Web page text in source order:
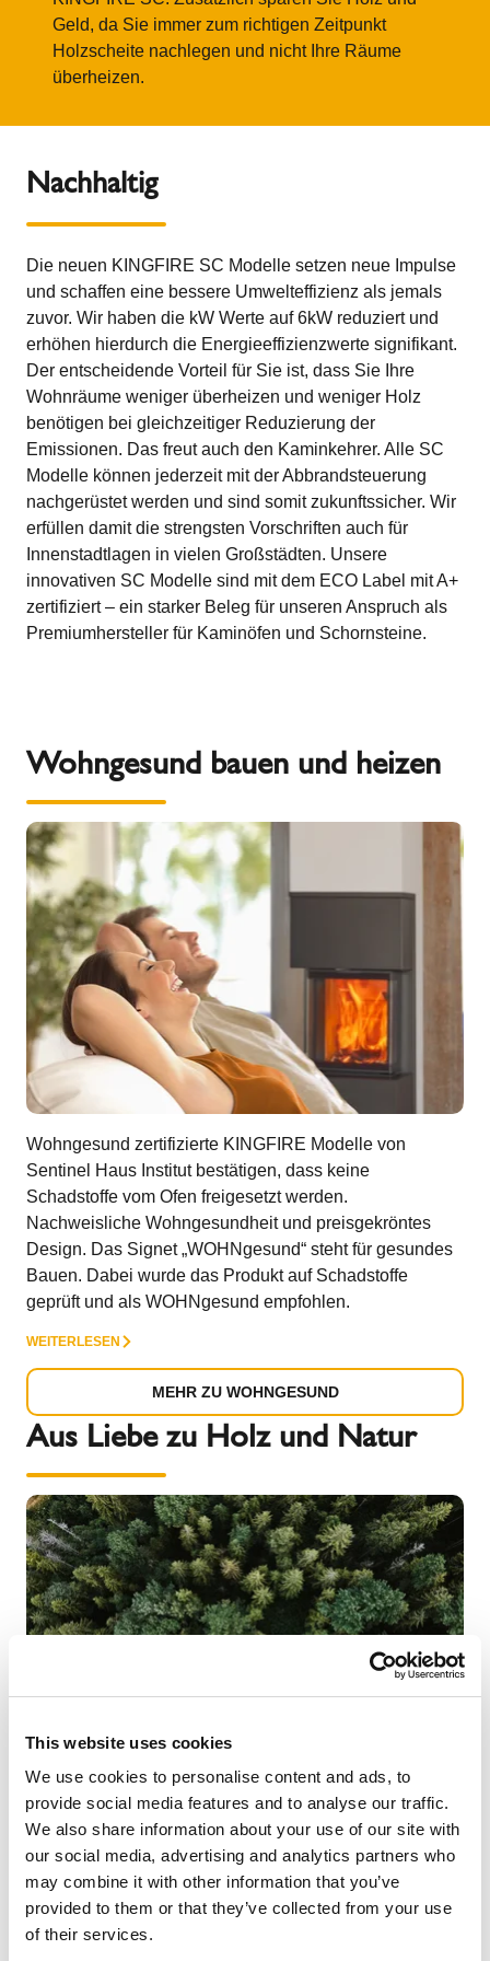
This website uses cookies
We use cookies to personalise content and ads, to
provide social media features and to analyse our traffic.
We also share information about your use of our site with
our social media, advertising and analytics partners who
may combine it with other information that you’ve
provided to them or that they’ve collected from your use
of their services.
Geld, da Sie immer zum richtigen Zeitpunkt
Holzscheite nachlegen und nicht Ihre Räume
überheizen.
Nachhaltig
Die neuen KINGFIRE SC Modelle setzen neue Impulse
und schaffen eine bessere Umwelteffizienz als jemals
zuvor. Wir haben die kW Werte auf 6kW reduziert und
erhöhen hierdurch die Energieeffizienzwerte signifikant.
Der entscheidende Vorteil für Sie ist, dass Sie Ihre
Wohnräume weniger überheizen und weniger Holz
benötigen bei gleichzeitiger Reduzierung der
Emissionen. Das freut auch den Kaminkehrer. Alle SC
Modelle können jederzeit mit der Abbrandsteuerung
nachgerüstet werden und sind somit zukunftssicher. Wir
erfüllen damit die strengsten Vorschriften auch für
Innenstadtlagen in vielen Großstädten. Unsere
innovativen SC Modelle sind mit dem ECO Label mit A+
zertifiziert – ein starker Beleg für unseren Anspruch als
Premiumhersteller für Kaminöfen und Schornsteine.
Wohngesund bauen und heizen
Wohngesund zertifizierte KINGFIRE Modelle von
Sentinel Haus Institut bestätigen, dass keine
Schadstoffe vom Ofen freigesetzt werden.
Nachweisliche Wohngesundheit und preisgekröntes
Design. Das Signet „WOHNgesund“ steht für gesundes
Bauen. Dabei wurde das Produkt auf Schadstoffe
geprüft und als WOHNgesund empfohlen.
WEITERLESEN
MEHR ZU WOHNGESUND
Aus Liebe zu Holz und Natur
Klimaschutz betrifft uns alle. Die intelligente und
nachhaltige Nutzung nachwachsender Rohstoffe wie
Holz als erneuerbare Energiequelle, in Kombination mit
energieeffizienten Heizsystemen, trägt zur Einhaltung
der Klimaschutzvorgaben und einem geringem Ausstoß